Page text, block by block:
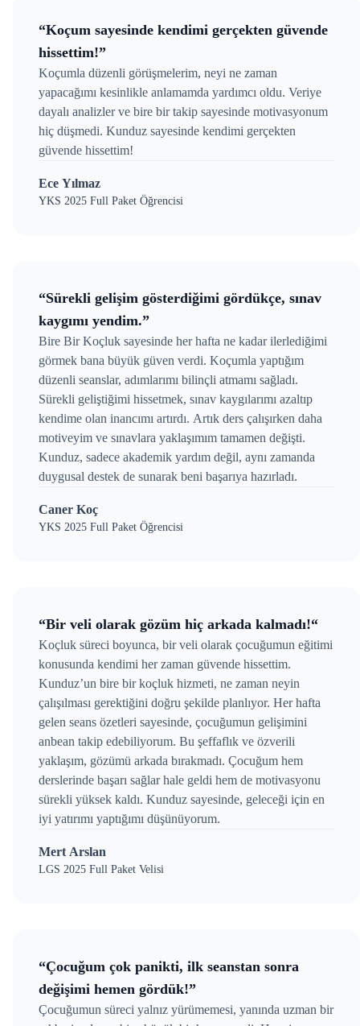
“Koçum sayesinde kendimi gerçekten güvende
hissettim!”
Koçumla düzenli görüşmelerim, neyi ne zaman
yapacağımı kesinlikle anlamamda yardımcı oldu. Veriye
dayalı analizler ve bire bir takip sayesinde motivasyonum
hiç düşmedi. Kunduz sayesinde kendimi gerçekten
güvende hissettim!
Ece Yılmaz
YKS 2025 Full Paket Öğrencisi
“Sürekli gelişim gösterdiğimi gördükçe, sınav
kaygımı yendim.”
Bire Bir Koçluk sayesinde her hafta ne kadar ilerlediğimi
görmek bana büyük güven verdi. Koçumla yaptığım
düzenli seanslar, adımlarımı bilinçli atmamı sağladı.
Sürekli geliştiğimi hissetmek, sınav kaygılarımı azaltıp
kendime olan inancımı artırdı. Artık ders çalışırken daha
motiveyim ve sınavlara yaklaşımım tamamen değişti.
Kunduz, sadece akademik yardım değil, aynı zamanda
duygusal destek de sunarak beni başarıya hazırladı.
Caner Koç
YKS 2025 Full Paket Öğrencisi
“Bir veli olarak gözüm hiç arkada kalmadı!“
Koçluk süreci boyunca, bir veli olarak çocuğumun eğitimi
konusunda kendimi her zaman güvende hissettim.
Kunduz’un bire bir koçluk hizmeti, ne zaman neyin
çalışılması gerektiğini doğru şekilde planlıyor. Her hafta
gelen seans özetleri sayesinde, çocuğumun gelişimini
anbean takip edebiliyorum. Bu şeffaflık ve özverili
yaklaşım, gözümü arkada bırakmadı. Çocuğum hem
derslerinde başarı sağlar hale geldi hem de motivasyonu
sürekli yüksek kaldı. Kunduz sayesinde, geleceği için en
iyi yatırımı yaptığımı düşünüyorum.
Mert Arslan
LGS 2025 Full Paket Velisi
“Çocuğum çok panikti, ilk seanstan sonra
değişimi hemen gördük!”
Çocuğumun süreci yalnız yürümemesi, yanında uzman bir